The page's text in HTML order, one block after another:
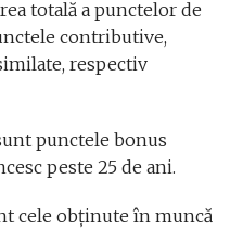
totală a punctelor de
contributive,
respectiv
punctele bonus
peste 25 de ani.
cele obținute în muncă